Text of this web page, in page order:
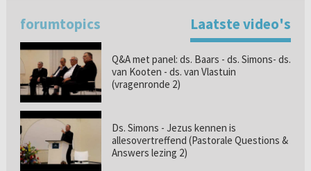
forumtopics Laatste video's
Q&A met panel: ds. Baars - ds. Simons- ds.
van Kooten - ds. van Vlastuin
(vragenronde 2)
Ds. Simons - Jezus kennen is
allesovertreffend (Pastorale Questions &
Answers lezing 2)